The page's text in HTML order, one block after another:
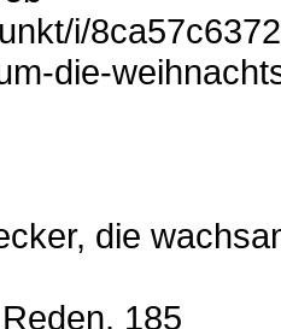
i/
die-
die
185